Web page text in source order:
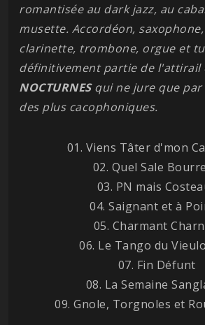
romantisée au dark jazz, au
musette. Accordéon,
clarinette, trombone, orgue et
définitivement partie de l'attirail
NOCTURNESqui ne jure que par
des plus cacophoniques.
01. Viens Tâter d'mon
02. Quel Sale
03. PN mais
04. Saignant et à
05. Charmant
06. Le Tango du
07. Fin Défunt
08. La Semaine
09. Gnole, Torgnoles et